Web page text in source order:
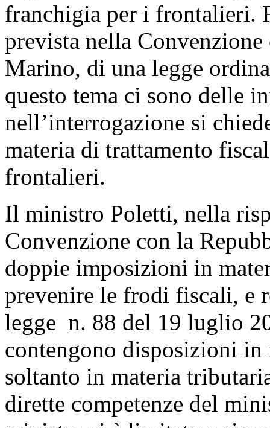
franchigia per i frontalieri.
prevista nella
Marino, di una legge
questo tema ci sono delle
nell’interrogazione si
materia di trattamento
frontalieri.
Il ministro Poletti, nella
Convenzione con la
doppie imposizioni in
prevenire le frodi fiscali,
legge n. 88 del 19 luglio
contengono disposizioni in
soltanto in materia
dirette competenze del